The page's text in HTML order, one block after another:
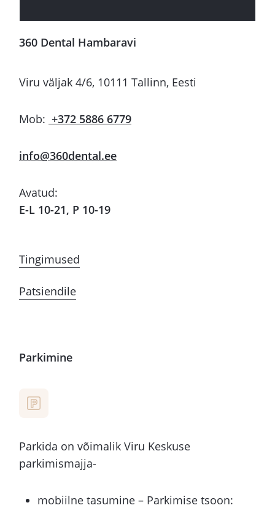
360 Dental Hambaravi
Viru väljak 4/6, 10111 Tallinn, Eesti
Mob: +372 5886 6779
info@360dental.ee
Avatud:
E-L 10-21, P 10-19
Tingimused
Patsiendile
Parkimine
Parkida on võimalik Viru Keskuse
parkimismajja-
mobiilne tasumine – Parkimise tsoon: